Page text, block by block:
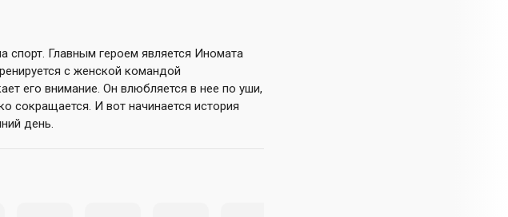
Главным героем является Иномата
с женской командой
его внимание. Он влюбляется в нее по уши,
сокращается. И вот начинается история
день.